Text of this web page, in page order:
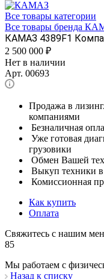
Все товары категории
Все товары бренда
КАМАЗ 4389F1
2 500 000 ₽
Нет в наличии
Арт. 00693
Продажа в
компаниями
Безналичная
Уже готовая
грузовики
Обмен Вашей
Выкуп техники в
Комиссионная
Как купить
Оплата
Свяжитесь с нашим
85
Мы работаем с
Назад к списку